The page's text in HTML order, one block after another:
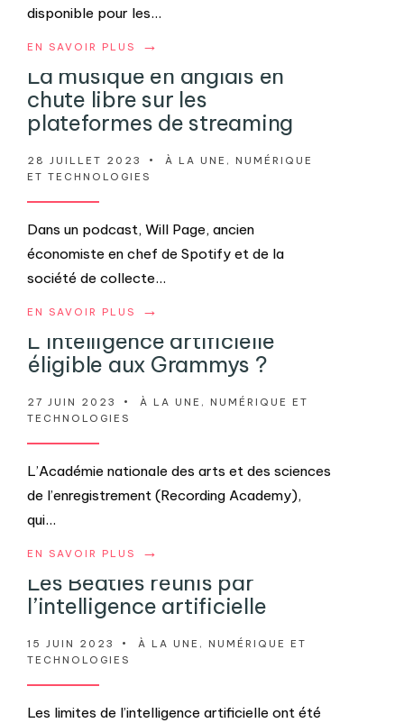
disponible pour les...
EN SAVOIR PLUS →
La musique en anglais en
chute libre sur les
plateformes de streaming
28 JUILLET 2023 • À LA UNE , NUMÉRIQUE
ET TECHNOLOGIES
Dans un podcast, Will Page, ancien
économiste en chef de Spotify et de la
société de collecte...
EN SAVOIR PLUS →
L’intelligence artificielle
éligible aux Grammys ?
27 JUIN 2023 • À LA UNE , NUMÉRIQUE ET
TECHNOLOGIES
L’Académie nationale des arts et des sciences
de l’enregistrement (Recording Academy),
qui...
EN SAVOIR PLUS →
Les Beatles réunis par
l’intelligence artificielle
15 JUIN 2023 • À LA UNE , NUMÉRIQUE ET
TECHNOLOGIES
Les limites de l’intelligence artificielle ont été